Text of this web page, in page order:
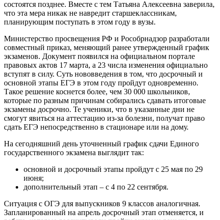
состоятся позднее. Вместе с тем Татьяна Алексеевна заверила,
что эта мера никак не навредит старшеклассникам,
планирующим поступать в этом году в вузы.
Министерство просвещения РФ и Рособрнадзор разработали
совместный приказ, меняющий ранее утвержденный график
экзаменов. Документ появился на официальном портале
правовых актов 17 марта, а 23 числа изменения официально
вступят в силу. Суть нововведения в том, что досрочный и
основной этапы ЕГЭ в этом году пройдут одновременно.
Такое решение коснется более, чем 30 000 школьников,
которые по разным причинам собирались сдавать итоговые
экзамены досрочно. Те ученики, что в указанные дни не
смогут явиться на аттестацию из-за болезни, получат право
сдать ЕГЭ непосредственно в стационаре или на дому.
На сегодняшний день уточненный график сдачи Единого
государственного экзамена выглядит так:
основной и досрочный этапы пройдут с 25 мая по 29
июня;
дополнительный этап – с 4 по 22 сентября.
Ситуация с ОГЭ для выпускников 9 классов аналогичная.
Запланированный на апрель досрочный этап отменяется, и